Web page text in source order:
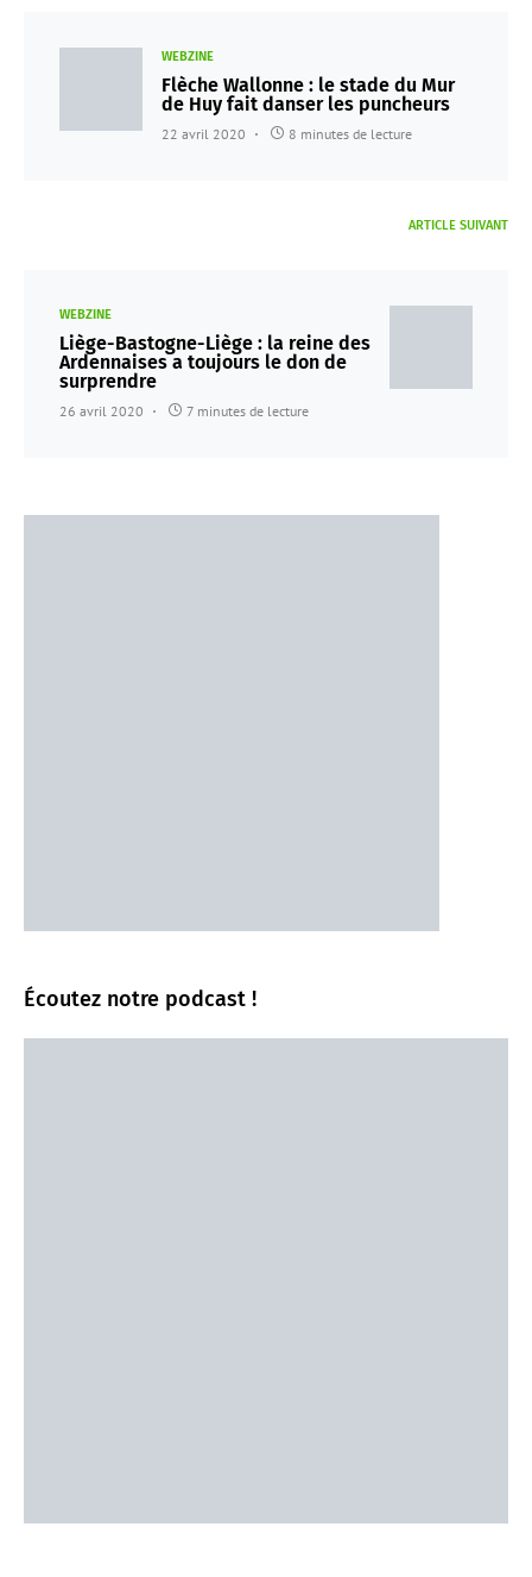
WEBZINE
Flèche Wallonne : le stade du Mur
de Huy fait danser les puncheurs
22 avril 2020 8 minutes de lecture
ARTICLE SUIVANT
WEBZINE
Liège-Bastogne-Liège : la reine des
Ardennaises a toujours le don de
surprendre
26 avril 2020 7 minutes de lecture
Écoutez notre podcast !